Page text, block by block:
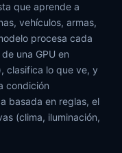
que aprende a
vehículos, armas,
procesa cada
una GPU en
clasifica lo que ve, y
condición
basada en reglas, el
(clima, iluminación,